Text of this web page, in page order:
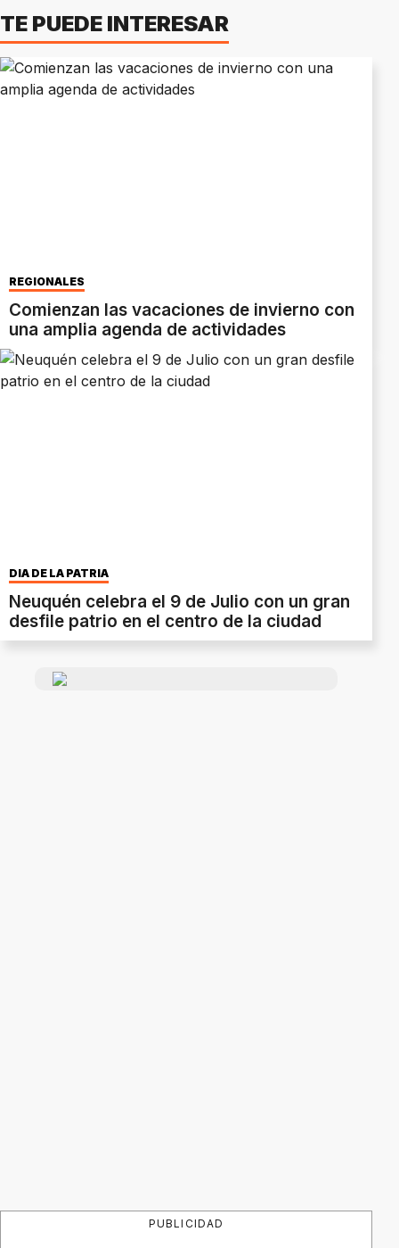
TE PUEDE INTERESAR
REGIONALES
Comienzan las vacaciones de invierno con
una amplia agenda de actividades
DÍA DE LA PATRIA
Neuquén celebra el 9 de Julio con un gran
desfile patrio en el centro de la ciudad
PUBLICIDAD